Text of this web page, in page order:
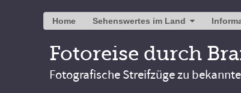
Home Sehenswertes im Land
Fotoreise durch
Fotografische Streifzüge zu